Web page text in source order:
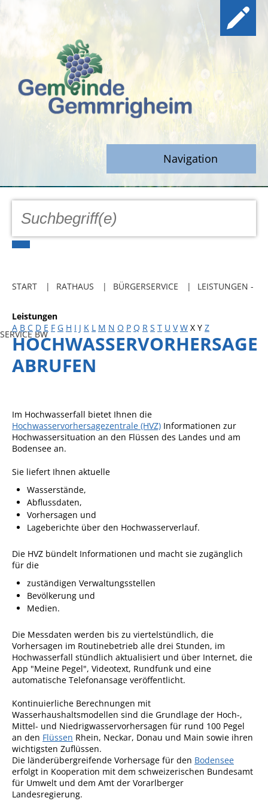
Navigation
GEMEINDE
Freibadkarten
Social Media
Parkraumkonzept
Kindertageseinrichtungen
Schulkindbetreuung
Sportstätten
Veranstaltungsgebäude
Häckselplatz
Friedhof
Kläranlage
Kommunale
Wärmeplanung
Netzmonitor der NetzeBW
Gemmrigheimer
Infokalender
START RATHAUS BÜRGERSERVICE LEISTUNGEN -
SERVICE BW
Leistungen
A B C D E F G H I J K L M N O P Q R S T U V W X Y Z
HOCHWASSERVORHERSAGE
ABRUFEN
Im Hochwasserfall bietet Ihnen die
Hochwasservorhersagezentrale (HVZ) Informationen zur
Hochwassersituation an den Flüssen des Landes und am
Bodensee an.
Sie liefert Ihnen aktuelle
Wasserstände,
Abflussdaten,
Vorhersagen und
Lageberichte über den Hochwasserverlauf.
Die HVZ bündelt Informationen und macht sie zugänglich
für die
zuständigen Verwaltungsstellen
Bevölkerung und
Medien.
Die Messdaten werden bis zu viertelstündlich, die
Vorhersagen im Routinebetrieb alle drei Stunden, im
Hochwasserfall stündlich aktualisiert und über Internet, die
App "Meine Pegel", Videotext, Rundfunk und eine
automatische Telefonansage veröffentlicht.
Kontinuierliche Berechnungen mit
Wasserhaushaltsmodellen sind die Grundlage der Hoch-,
Mittel- und Niedrigwasservorhersagen für rund 100 Pegel
an den Flüssen Rhein, Neckar, Donau und Main sowie ihren
wichtigsten Zuflüssen.
Die länderübergreifende Vorhersage für den Bodensee
erfolgt in Kooperation mit dem schweizerischen Bundesamt
für Umwelt und dem Amt der Vorarlberger
Landesregierung.